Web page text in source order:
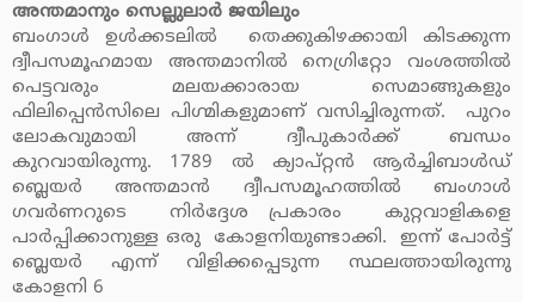
അന്തമാനും സെല്ലുലാര്‍ ജയിലും
ബംഗാള്‍ ഉള്‍ക്കടലില്‍ തെക്കുകിഴക്കായി കിടക്കുന്ന
ദ്വീപസമൂഹമായ അന്തമാനില്‍ നെഗ്രിറ്റോ വംശത്തില്‍
പെട്ടവരും മലയക്കാരായ സെമാങ്ങുകളും
ഫിലിപ്പെന്‍സിലെ പിഗ്മികളുമാണ് വസിച്ചിരുന്നത്. പുറം
ലോകവുമായി അന്ന് ദ്വീപുകാര്‍ക്ക് ബന്ധം
കുറവായിരുന്നു. 1789 ല്‍ ക്യാപ്റ്റന്‍ ആര്‍ച്ചിബാള്‍ഡ്
ബ്ലെയര്‍ അന്തമാന്‍ ദ്വീപസമൂഹത്തില്‍ ബംഗാള്‍
ഗവര്‍ണറുടെ നിര്‍ദ്ദേശ പ്രകാരം കുറ്റവാളികളെ
പാര്‍പ്പിക്കാനുള്ള ഒരു കോളനിയുണ്ടാക്കി. ഇന്ന് പോര്‍ട്ട്
ബ്ലെയര്‍ എന്ന് വിളിക്കപ്പെടുന്ന സ്ഥലത്തായിരുന്നു
കോളനി 6